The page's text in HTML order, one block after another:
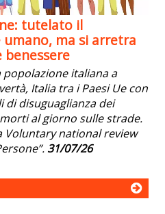
tutelato il
umano, ma si arretra
benessere
popolazione italiana a
Italia tra i Paesi Ue con
di disuguaglianza dei
al giorno sulle strade.
Voluntary national review
31/07/26